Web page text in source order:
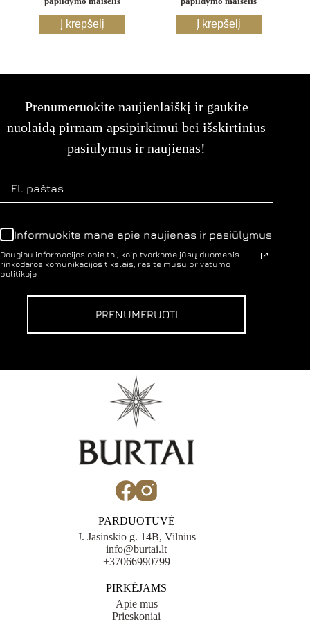
Į krepšelį
This
product
may
chosen
on
the
Į krepšelį
This
product
may
be
chosen
Prenumeruokite naujienlaiškį ir gaukite
nuolaidą pirmam apsipirkimui bei išskirtinius
pasiūlymus ir naujienas!
Informuokite mane apie naujienas ir pasiūlymus
Daugiau informacijos apie tai, kaip tvarkome jūsų duomenis
rinkodaros komunikacijos tikslais, rasite mūsų privatumo
politikoje.
PRENUMERUOTI
PARDUOTUVĖ
J. Jasinskio g. 14B, Vilnius
info@burtai.lt
+37066990799
PIRKĖJAMS
Apie mus
Prieskoniai